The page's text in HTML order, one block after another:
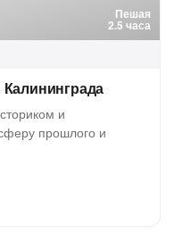
Пешая
2.5 часа
и
прошлого и